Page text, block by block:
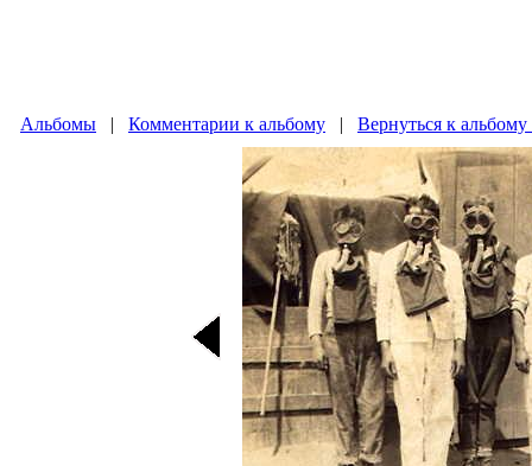
Альбомы | Комментарии к альбому | Вернуться к